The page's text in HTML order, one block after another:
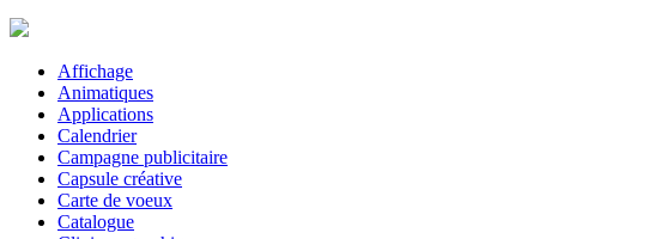
Affichage
Animatiques
Applications
Calendrier
Campagne publicitaire
Capsule créative
Carte de voeux
Catalogue